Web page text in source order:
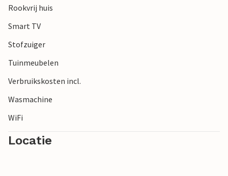
Rookvrij huis
Smart TV
Stofzuiger
Tuinmeubelen
Verbruikskosten incl.
Wasmachine
WiFi
Locatie